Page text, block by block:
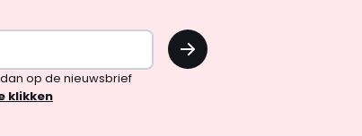
OK
op de nieuwsbrief
klikken